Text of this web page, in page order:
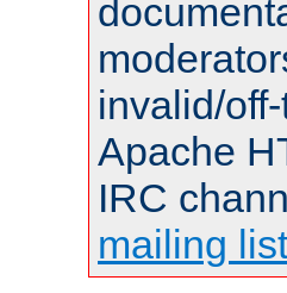
invalid/
Apache
IRC
mailing